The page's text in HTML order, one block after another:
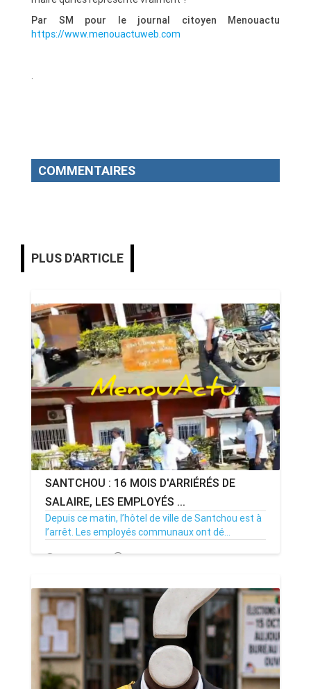
Par SM pour le journal citoyen Menouactu
https://www.menouactuweb.com
.
COMMENTAIRES
PLUS D'ARTICLE
SANTCHOU : 16 MOIS D'ARRIÉRÉS DE
SALAIRE, LES EMPLOYÉS ...
Depuis ce matin, l’hôtel de ville de Santchou est à
l’arrêt. Les employés communaux ont dé...
20/07/26 Par MenouActu 0